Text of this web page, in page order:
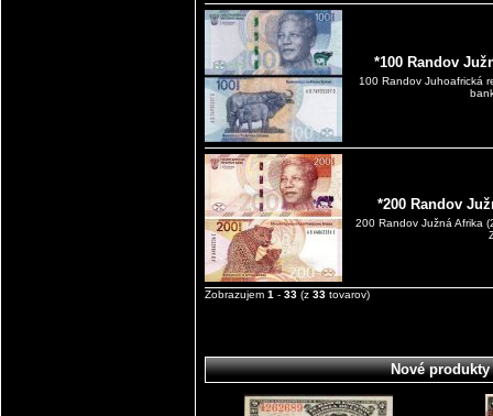
*100 Randov
100 Randov Juhoafrická
*200 Randov
200 Randov Južná Afrika
Zobrazujem 1 - 33 (z 33 tovarov)
Nové produkty